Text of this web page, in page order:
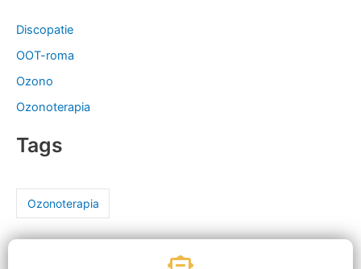
Discopatie
OOT-roma
Ozono
Ozonoterapia
Tags
Ozonoterapia